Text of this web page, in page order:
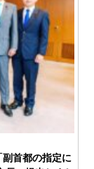
首都の指定に